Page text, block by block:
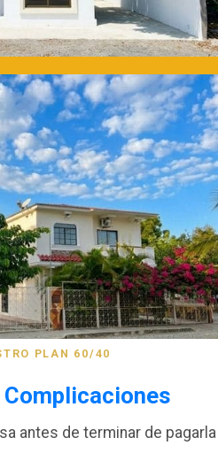
PLAN 60/40
antes de terminar de pagarla